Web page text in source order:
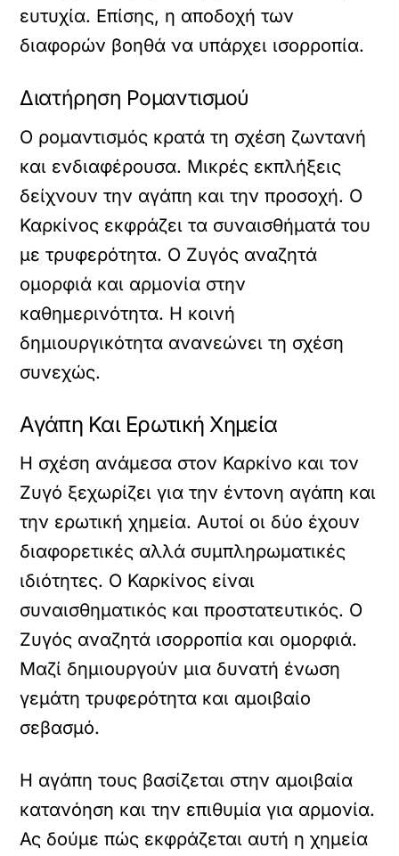
ευτυχία. Επίσης, η αποδοχή των
διαφορών βοηθά να υπάρχει ισορροπία.
Διατήρηση Ρομαντισμού
Ο ρομαντισμός κρατά τη σχέση ζωντανή
και ενδιαφέρουσα. Μικρές εκπλήξεις
δείχνουν την αγάπη και την προσοχή. Ο
Καρκίνος εκφράζει τα συναισθήματά του
με τρυφερότητα. Ο Ζυγός αναζητά
ομορφιά και αρμονία στην
καθημερινότητα. Η κοινή
δημιουργικότητα ανανεώνει τη σχέση
συνεχώς.
Αγάπη Και Ερωτική Χημεία
Η σχέση ανάμεσα στον Καρκίνο και τον
Ζυγό ξεχωρίζει για την έντονη αγάπη και
την ερωτική χημεία. Αυτοί οι δύο έχουν
διαφορετικές αλλά συμπληρωματικές
ιδιότητες. Ο Καρκίνος είναι
συναισθηματικός και προστατευτικός. Ο
Ζυγός αναζητά ισορροπία και ομορφιά.
Μαζί δημιουργούν μια δυνατή ένωση
γεμάτη τρυφερότητα και αμοιβαίο
σεβασμό.
Η αγάπη τους βασίζεται στην αμοιβαία
κατανόηση και την επιθυμία για αρμονία.
Ας δούμε πώς εκφράζεται αυτή η χημεία